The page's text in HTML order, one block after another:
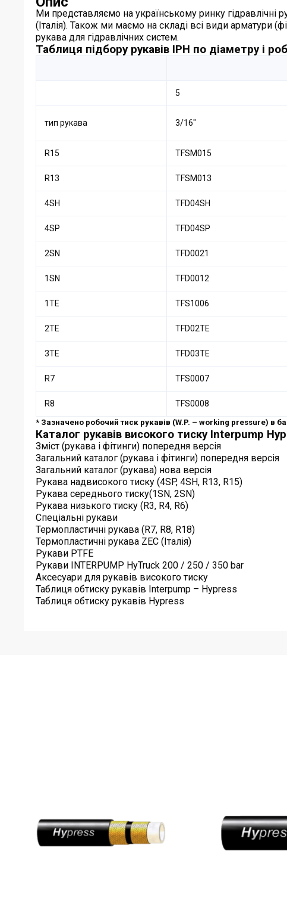
Ми представляємо на українському ринку гідравлічні
(Італія). Також ми маємо на складі всі види арматури
рукава для гідравлічних систем.
Таблиця підбору рукавів IPH по діаметру і
5
тип рукава 3/16″
R15 TFSM015
R13 TFSM013
4SH TFD04SH
4SP TFD04SP
2SN TFD0021
1SN TFD0012
1TE TFS1006
2TE TFD02TE
3TE TFD03TE
R7 TFS0007
R8 TFS0008
* Зазначено робочий тиск рукавів (W.P. – working pressure) в
Каталог рукавів високого тиску Interpump
Зміст (рукава і фітинги) попередня версія
Загальний каталог (рукава і фітинги) попередня версія
Загальний каталог (рукава) нова версія
Рукава надвисокого тиску (4SP, 4SH, R13, R15)
Рукава середнього тиску(1SN, 2SN)
Рукава низького тиску (R3, R4, R6)
Спеціальні рукави
Термопластичні рукава (R7, R8, R18)
Термопластичні рукава ZEC (Італія)
Рукави PTFE
Рукави INTERPUMP HyTruck 200 / 250 / 350 bar
Аксесуари для рукавів високого тиску
Таблиця обтиску рукавів Interpump – Hypress
Таблиця обтиску рукавів Hypress